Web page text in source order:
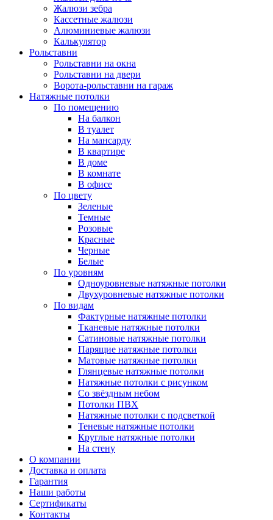
Жалюзи зебра
Кассетные жалюзи
Алюминиевые жалюзи
Калькулятор
Рольставни
Рольставни на окна
Рольставни на двери
Ворота-рольставни на гараж
Натяжные потолки
По помещению
На балкон
В туалет
На мансарду
В квартире
В доме
В комнате
В офисе
По цвету
Зеленые
Темные
Розовые
Красные
Черные
Белые
По уровням
Одноуровневые натяжные потолки
Двухуровневые натяжные потолки
По видам
Фактурные натяжные потолки
Тканевые натяжные потолки
Сатиновые натяжные потолки
Парящие натяжные потолки
Матовые натяжные потолки
Глянцевые натяжные потолки
Натяжные потолки с рисунком
Со звёздным небом
Потолки ПВХ
Натяжные потолки с подсветкой
Теневые натяжные потолки
Круглые натяжные потолки
На стену
О компании
Доставка и оплата
Гарантия
Наши работы
Сертификаты
Контакты